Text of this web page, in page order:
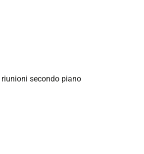
secondo piano